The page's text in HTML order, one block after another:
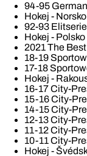
94-95
Hokej - Norsko
92-93
Hokej - Polsko
2021 The
18-19
17-18
Hokej -
16-17 City-
15-16 City-
14-15 City-
12-13 City-
11-12 City-
10-11 City-
Hokej -